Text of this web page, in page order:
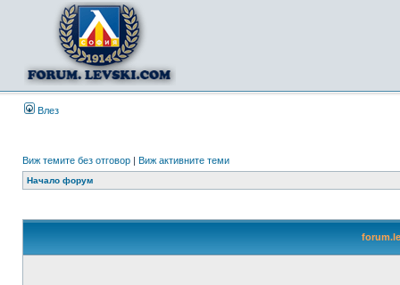
Влез
Виж темите без отговор | Виж активните теми
Начало форум